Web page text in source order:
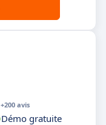
+200 avis
Démo gratuite